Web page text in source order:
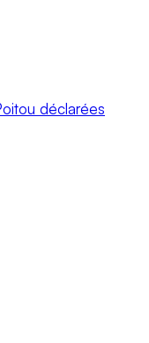
déclarées